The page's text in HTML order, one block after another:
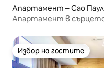
Апартамент – Сао
Апартамент в
Избор на гостите
Избор на гостите